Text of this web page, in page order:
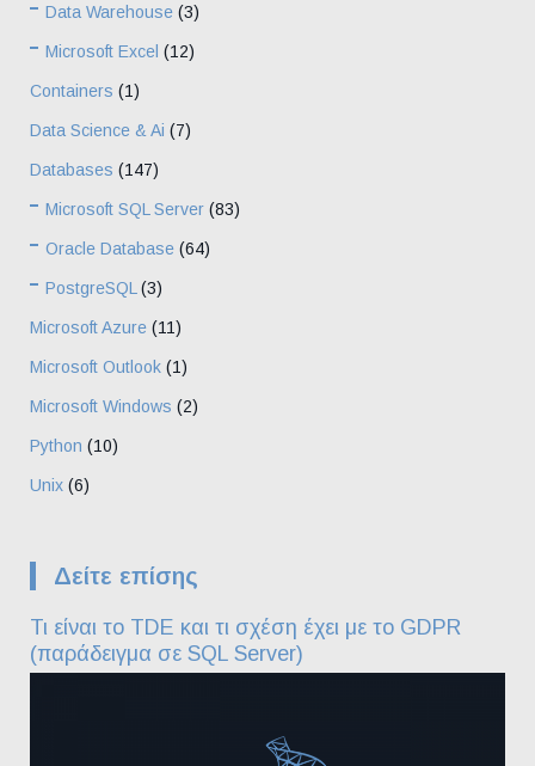
Data Warehouse (3)
Microsoft Excel (12)
Containers (1)
Data Science & Ai (7)
Databases (147)
Microsoft SQL Server (83)
Oracle Database (64)
PostgreSQL (3)
Microsoft Azure (11)
Microsoft Outlook (1)
Microsoft Windows (2)
Python (10)
Unix (6)
Δείτε επίσης
Τι είναι το TDE και τι σχέση έχει με το GDPR
(παράδειγμα σε SQL Server)